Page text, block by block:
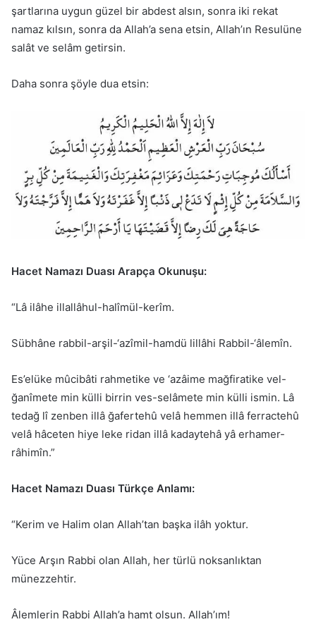
şartlarına uygun güzel bir abdest alsın, sonra iki rekat
namaz kılsın, sonra da Allah’a sena etsin, Allah’ın Resulüne
salât ve selâm getirsin.
Daha sonra şöyle dua etsin:
Hacet Namazı Duası Arapça Okunuşu:
“Lâ ilâhe illallâhul-halîmül-kerîm.
Sübhâne rabbil-arşil-‘azîmil-hamdü lillâhi Rabbil-‘âlemîn.
Es’elüke mûcibâti rahmetike ve ‘azâime mağfiratike vel-
ğanîmete min külli birrin ves-selâmete min külli ismin. Lâ
tedağ lî zenben illâ ğafertehû velâ hemmen illâ ferractehû
velâ hâceten hiye leke ridan illâ kadaytehâ yâ erhamer-
râhimîn.”
Hacet Namazı Duası Türkçe Anlamı:
“Kerim ve Halim olan Allah’tan başka ilâh yoktur.
Yüce Arşın Rabbi olan Allah, her türlü noksanlıktan
münezzehtir.
Âlemlerin Rabbi Allah’a hamt olsun. Allah’ım!